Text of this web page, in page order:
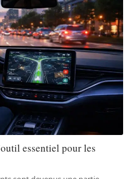
essentiel pour les